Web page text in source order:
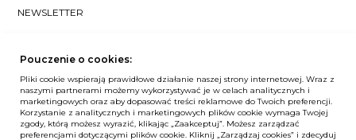
NEWSLETTER
się do naszego #nospam newslettera!
ZAPISZ MNIE
Pouczenie o cookies:
Pliki cookie wspierają prawidłowe działanie naszej strony internetowej. Wraz z
naszymi partnerami możemy wykorzystywać je w celach analitycznych i
marketingowych oraz aby dopasować treści reklamowe do Twoich preferencji.
Korzystanie z analitycznych i marketingowych plików cookie wymaga Twojej
zgody, którą możesz wyrazić, klikając „Zaakceptuj”. Możesz zarządzać
preferencjami dotyczącymi plików cookie. Kliknij „Zarządzaj cookies” i zdecyduj